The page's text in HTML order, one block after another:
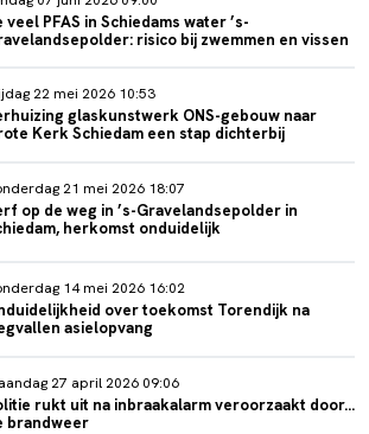
veel PFAS in Schiedams water ’s-
risico bij zwemmen en vissen
22 mei 2026 10:53
glaskunstwerk ONS-gebouw naar
Kerk Schiedam een stap dichterbij
21 mei 2026 18:07
op de weg in ’s-Gravelandsepolder in
herkomst onduidelijk
14 mei 2026 16:02
over toekomst Torendijk na
asielopvang
27 april 2026 09:06
rukt uit na inbraakalarm veroorzaakt door...
brandweer